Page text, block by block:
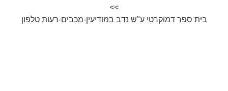
>>
בית ספר דמוקרטי ע"ש נדב במודיעין-מכבים-רעות טלפון